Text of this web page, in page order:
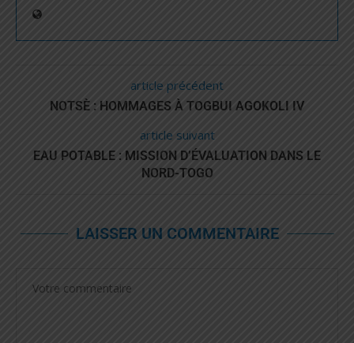
article précédent
NOTSÈ : HOMMAGES À TOGBUI AGOKOLI IV
article suivant
EAU POTABLE : MISSION D’ÉVALUATION DANS LE
NORD-TOGO
LAISSER UN COMMENTAIRE